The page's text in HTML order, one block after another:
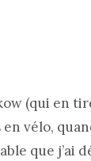
(qui en
vélo,
que j’ai